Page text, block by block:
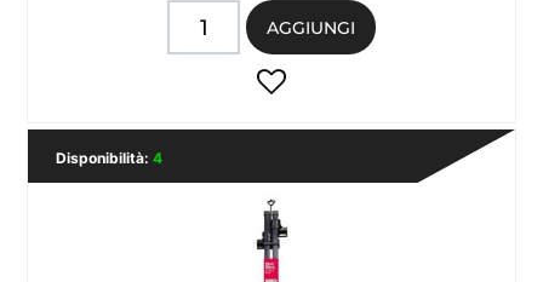
Quantità
AGGIUNGI
Disponibilità: 4